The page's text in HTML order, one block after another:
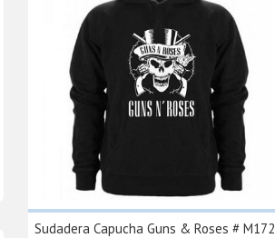
Sudadera Capucha Guns & Roses # M172